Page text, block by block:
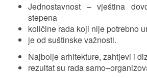
Jednostavnost – vještina
stepena
količine rada koji nije potrebno
je od suštinske važnosti.
Najbolje arhitekture, zahtjevi i
rezultat su rada